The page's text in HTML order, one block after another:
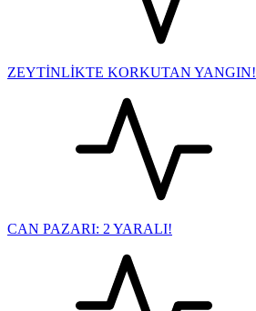
ZEYTİNLİKTE KORKUTAN YANGIN!
CAN PAZARI: 2 YARALI!